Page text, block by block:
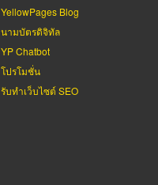
YellowPages Blog
นามบัตรดิจิทัล
YP Chatbot
โปรโมชั่น
รับทำเว็บไซต์ SEO